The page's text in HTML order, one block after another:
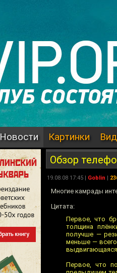
Новости Картинки
Обзор
19.08.08 17:45 | Goblin |
Многие камрады
Цитата:
Первое, что
толщина
получше —
меньше —
выдвигающаяся
Первое, что